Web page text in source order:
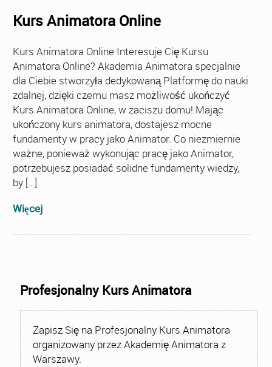
Kurs Animatora Online
Kurs Animatora Online Interesuje Cię Kursu
Animatora Online? Akademia Animatora specjalnie
dla Ciebie stworzyła dedykowaną Platformę do nauki
zdalnej, dzięki czemu masz możliwość ukończyć
Kurs Animatora Online, w zaciszu domu! Mając
ukończony kurs animatora, dostajesz mocne
fundamenty w pracy jako Animator. Co niezmiernie
ważne, ponieważ wykonując pracę jako Animator,
potrzebujesz posiadać solidne fundamenty wiedzy,
by […]
Więcej
Profesjonalny Kurs Animatora
Zapisz Się na Profesjonalny Kurs Animatora
organizowany przez Akademię Animatora z
Warszawy.